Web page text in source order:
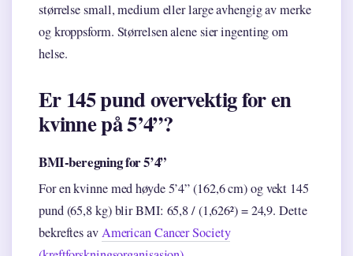
størrelse small, medium eller large avhengig av merke
og kroppsform. Størrelsen alene sier ingenting om
helse.
Er 145 pund overvektig for en
kvinne på 5’4”?
BMI-beregning for 5’4”
For en kvinne med høyde 5’4” (162,6 cm) og vekt 145
pund (65,8 kg) blir BMI: 65,8 / (1,626²) = 24,9. Dette
bekreftes avAmerican Cancer Society